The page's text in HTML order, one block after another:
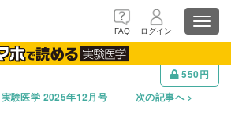
FAQ ログイン
550円
実験医学 2025年12月号 次の記事へ